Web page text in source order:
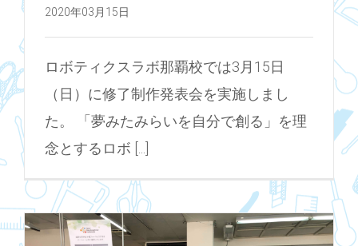
2020年03月15日
ロボティクスラボ那覇校では3月15日
（日）に修了制作発表会を実施しまし
た。 「夢みたみらいを自分で創る」を理
念とするロボ [...]